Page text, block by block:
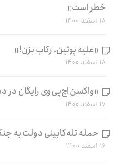
خطر است»
۱۸ اسفند ۱۴۰۰
«علیه پوتین، رکاب بزن!»
۱۸ اسفند ۱۴۰۰
«واکسن اچ‌پی‌وی رایگان در
۱۷ اسفند ۱۴۰۰
حمله تله‌کابینی دولت به
۱۶ اسفند ۱۴۰۰